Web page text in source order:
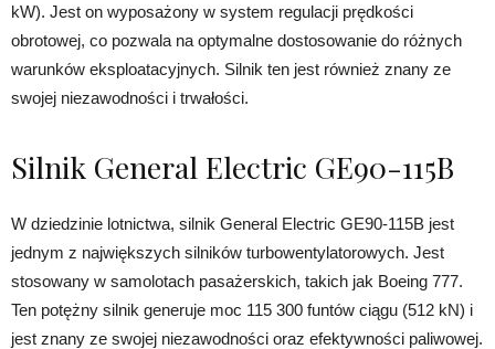
kW). Jest on wyposażony w system regulacji prędkości
obrotowej, co pozwala na optymalne dostosowanie do różnych
warunków eksploatacyjnych. Silnik ten jest również znany ze
swojej niezawodności i trwałości.
Silnik General Electric GE90-115B
W dziedzinie lotnictwa, silnik General Electric GE90-115B jest
jednym z największych silników turbowentylatorowych. Jest
stosowany w samolotach pasażerskich, takich jak Boeing 777.
Ten potężny silnik generuje moc 115 300 funtów ciągu (512 kN) i
jest znany ze swojej niezawodności oraz efektywności paliwowej.